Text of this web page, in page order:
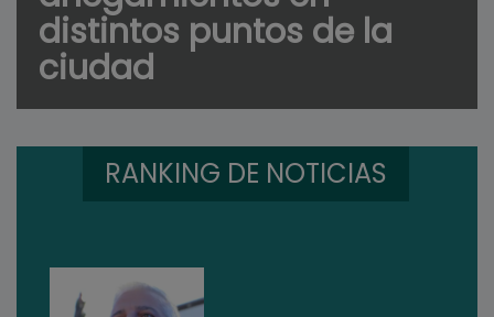
distintos puntos de la
ciudad
RANKING DE NOTICIAS